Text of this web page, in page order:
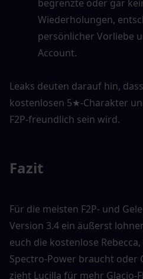
begrenzte oder gar
Wiederholungen,
persönlicher Vorliebe
Account.
Leaks deuten darauf hin,
kostenlosen 5★-Charakter
F2P-freundlich sein wird.
Fazit
Für die meisten F2P- und
Version 3.4 ein äußerst
euch die kostenlose
Spectro-Power braucht oder
zieht Lucilla für mehr Glacio-